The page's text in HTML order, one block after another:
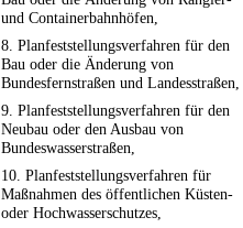
und Containerbahnhöfen,
8. Planfeststellungsverfahren für den
Bau oder die Änderung von
Bundesfernstraßen und Landesstraßen,
9. Planfeststellungsverfahren für den
Neubau oder den Ausbau von
Bundeswasserstraßen,
10. Planfeststellungsverfahren für
Maßnahmen des öffentlichen Küsten-
oder Hochwasserschutzes,